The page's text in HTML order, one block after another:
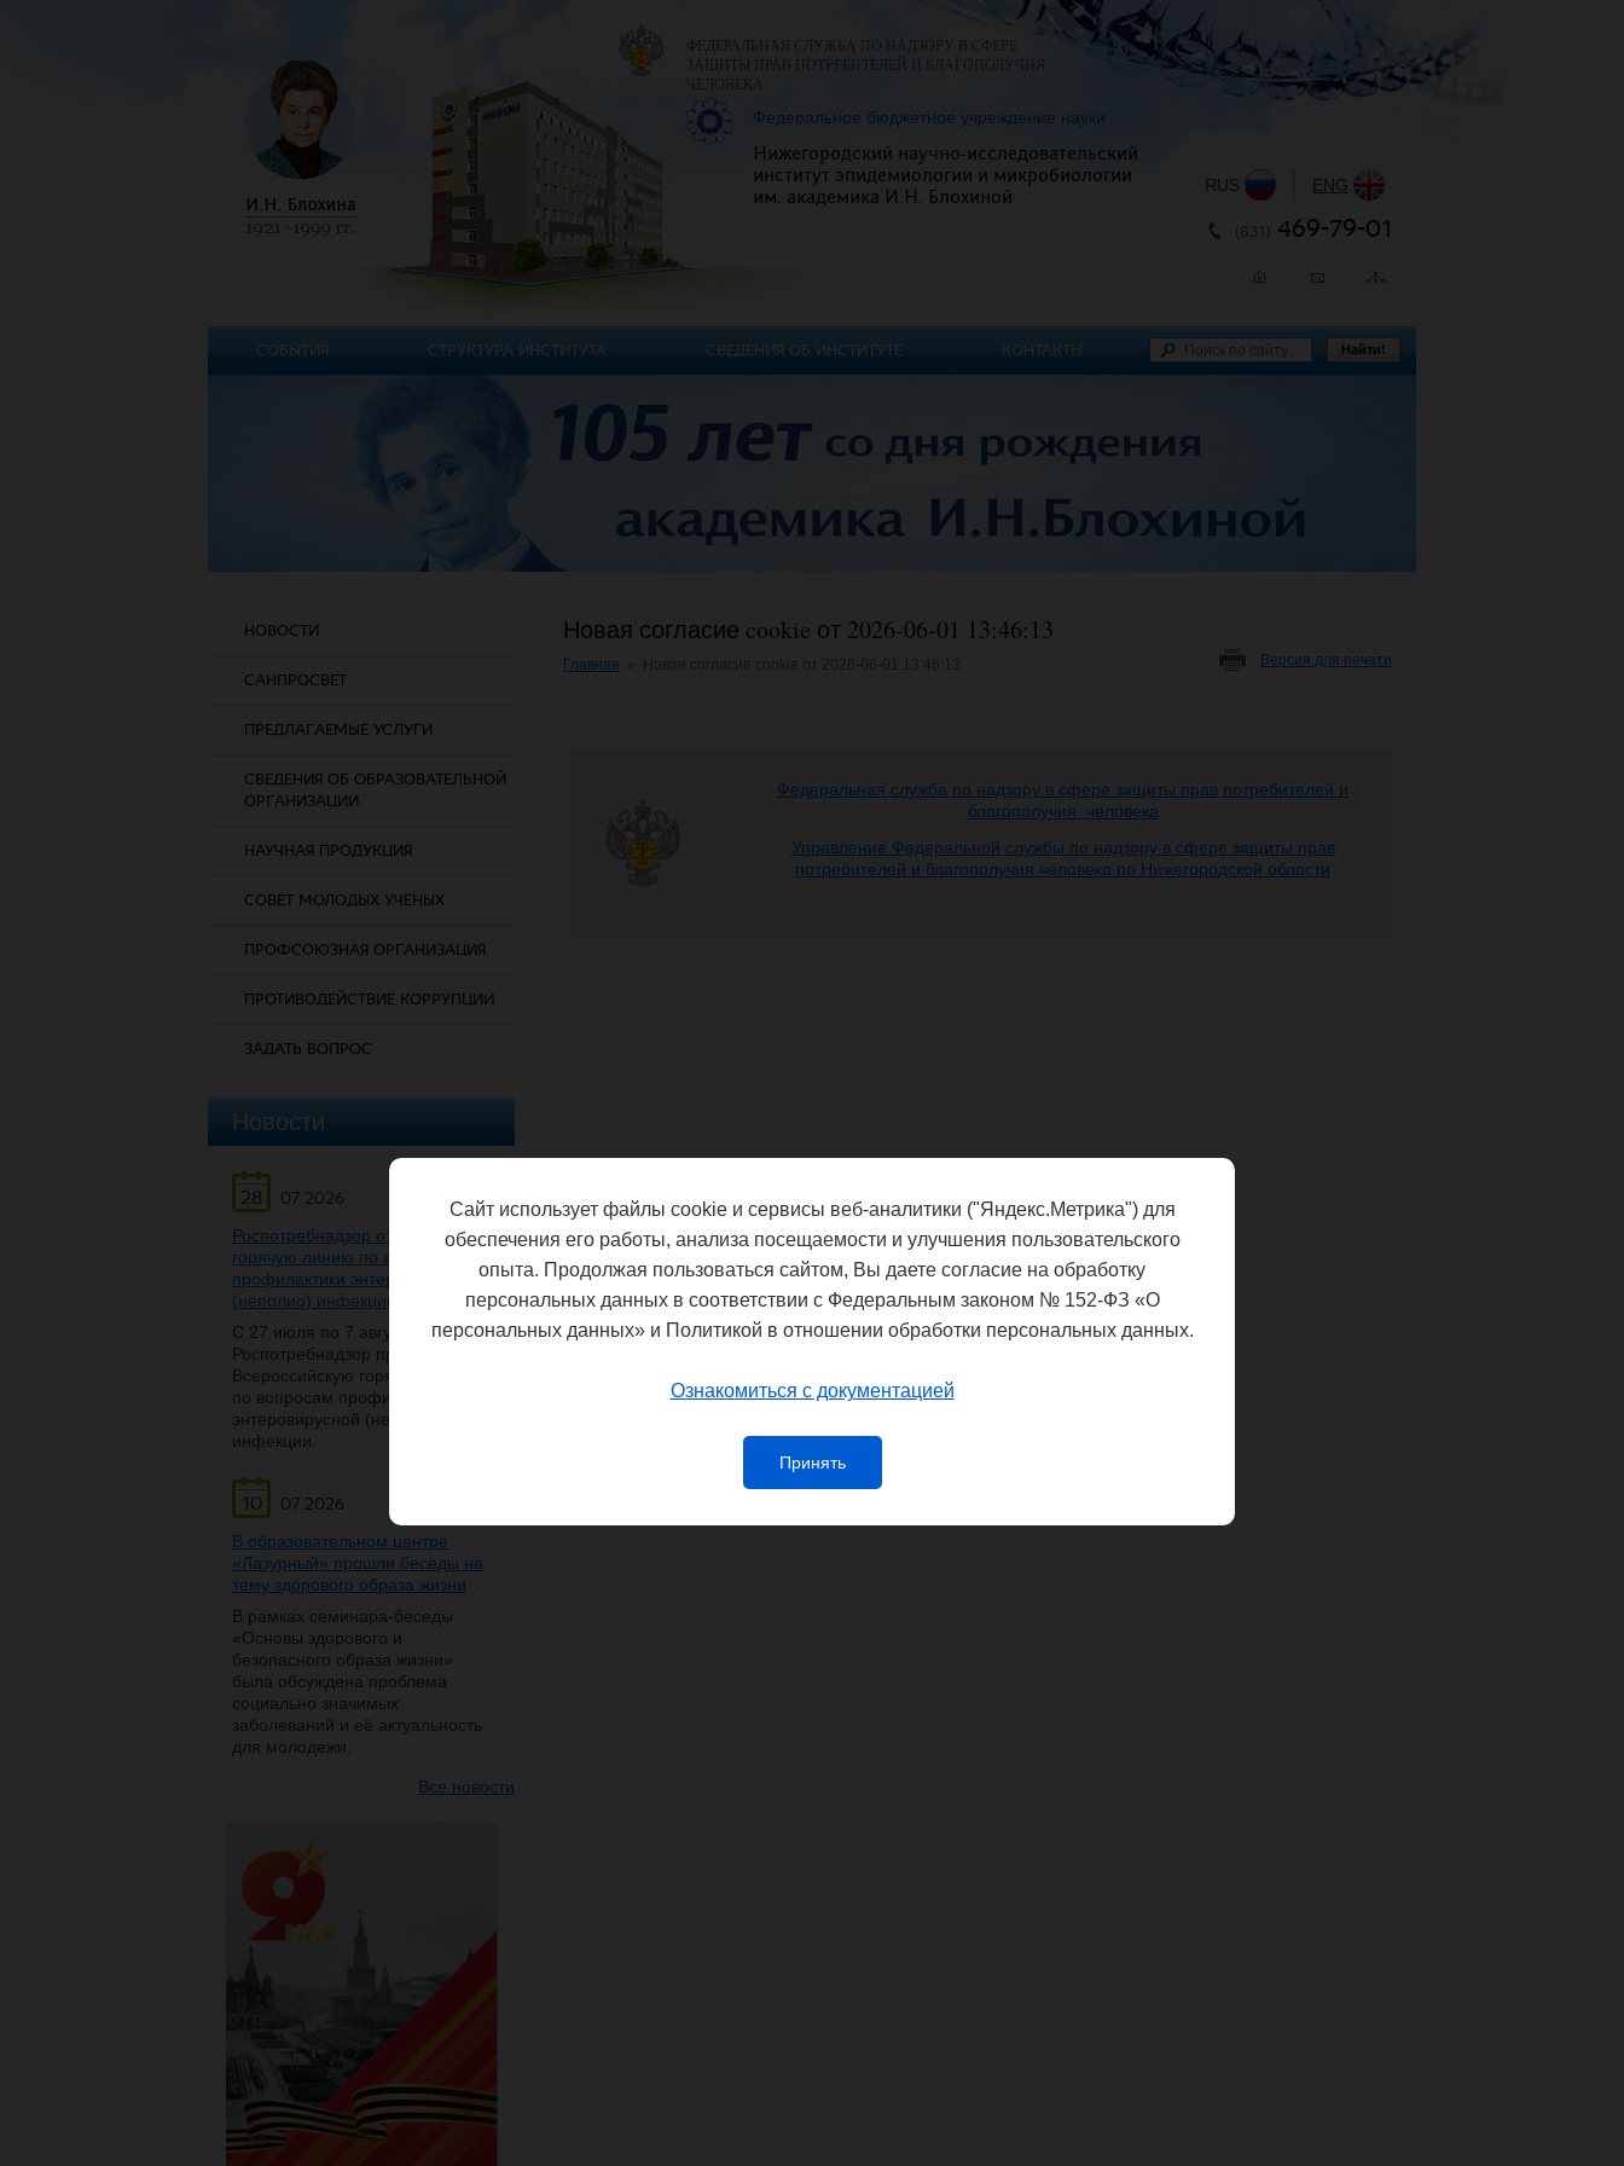
НОВОСТИ
САНПРОСВЕТ
ПРЕДЛАГАЕМЫЕ УСЛУГИ
СВЕДЕНИЯ ОБ ОБРАЗОВАТЕЛЬНОЙ
ОРГАНИЗАЦИИ
НАУЧНАЯ ПРОДУКЦИЯ
СОВЕТ МОЛОДЫХ УЧЕНЫХ
ПРОФСОЮЗНАЯ ОРГАНИЗАЦИЯ
ПРОТИВОДЕЙСТВИЕ КОРРУПЦИИ
ЗАДАТЬ ВОПРОС
Новости
28
07.2026
Роспотребнадзор открывает
горячую линию по вопросам
профилактики энтеровирусной
(неполио) инфекции
С 27 июля по 7 августа
Роспотребнадзор проведет
Всероссийскую горячую линию
по вопросам профилактики
энтеровирусной (неполио)
инфекции.
10
07.2026
В образовательном центре
«Лазурный» прошли беседы на
тему здорового образа жизни
В рамках семинара-беседы
«Основы здорового и
безопасного образа жизни»
была обсуждена проблема
социально значимых
заболеваний и её актуальность
для молодежи.
Все новости
Новая согласие cookie от 2026-06-01 13:46:13
Главная Версия для печати
Федеральная служба по надзору в сфере защиты прав потребителей и
благополучия человека
Управление Федеральной службы по надзору в сфере защиты прав
потребителей и благополучия человека по Нижегородской области
ФЕДЕРАЛЬНАЯ СЛУЖБА ПО НАДЗОРУ В СФЕРЕ
ЗАЩИТЫ ПРАВ ПОТРЕБИТЕЛЕЙ И БЛАГОПОЛУЧИЯ
ЧЕЛОВЕКА
Федеральное бюджетное учреждение науки
Нижегородский научно-исследовательский
институт эпидемиологии и микробиологии
им. академика И.Н. Блохиной
RUS ENG
469-79-01
СОБЫТИЯ СТРУКТУРА ИНСТИТУТА СВЕДЕНИЯ ОБ ИНСТИТУТЕ КОНТАКТЫ Найти!
Сайт использует файлы cookie и сервисы веб-аналитики ("Яндекс.Метрика") для
обеспечения его работы, анализа посещаемости и улучшения пользовательского
опыта. Продолжая пользоваться сайтом, Вы даете согласие на обработку
персональных данных в соответствии с Федеральным законом № 152-ФЗ «О
персональных данных» и Политикой в отношении обработки персональных данных.
Ознакомиться с документацией
Принять